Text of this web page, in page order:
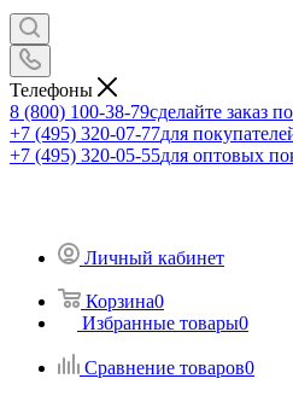
Телефоны
8 (800) 100-38-79сделайте заказ
+7 (495) 320-07-77для
+7 (495) 320-05-55для оптовых
Личный кабинет
Корзина0
Избранные товары0
Сравнение товаров0